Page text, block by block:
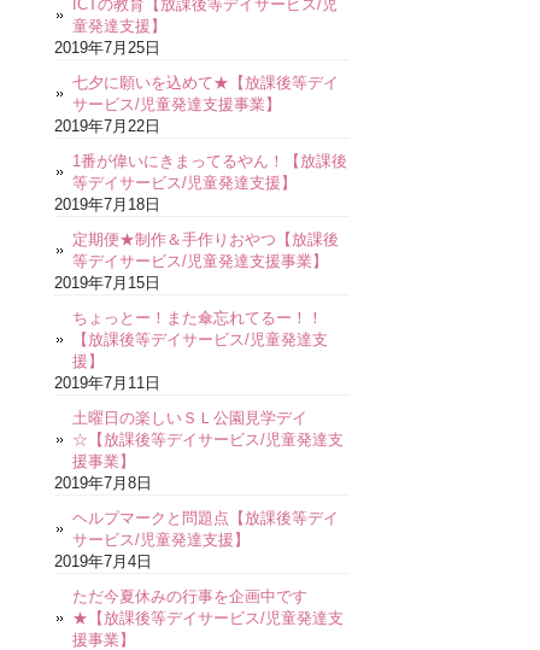
ICTの教育【放課後等デイサービス/児
童発達支援】
2019年7月25日
七夕に願いを込めて★【放課後等デイ
サービス/児童発達支援事業】
2019年7月22日
1番が偉いにきまってるやん！【放課後
等デイサービス/児童発達支援】
2019年7月18日
定期便★制作＆手作りおやつ【放課後
等デイサービス/児童発達支援事業】
2019年7月15日
ちょっとー！また傘忘れてるー！！
【放課後等デイサービス/児童発達支
援】
2019年7月11日
土曜日の楽しいＳＬ公園見学デイ
☆【放課後等デイサービス/児童発達支
援事業】
2019年7月8日
ヘルプマークと問題点【放課後等デイ
サービス/児童発達支援】
2019年7月4日
ただ今夏休みの行事を企画中です
★【放課後等デイサービス/児童発達支
援事業】